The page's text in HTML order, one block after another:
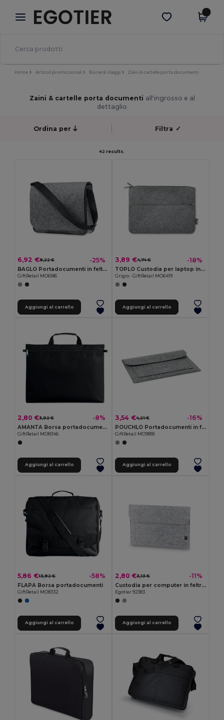
× App Egotier
Prezzi migliori sull'app!
Scarica app
Home Articoli promozionali Borse & Viaggi Zaini & cartelle porta documenti
Zaini & cartelle porta documenti all'ingrosso e al
dettaglio
Ordina per Filtra ✓
42 results.
6,92 €9,22 € -25%
BAGLO Portadocumenti in feltro
GiftRetail MO6186
Aggiungi al carrello
3,89 €4,74 € -18%
TOPLO Custodia per laptop in feltro RPET
Grigio - GiftRetail MO6419
Aggiungi al carrello
2,80 €3,02 € -8%
AMANTA Borsa portadocumenti
GiftRetail MO8346
Aggiungi al carrello
3,54 €4,21 € -16%
POUCHLO Portadocumenti in feltro
GiftRetail MO9818
Aggiungi al carrello
5,86 €13,92 € -58%
FLAPA Borsa portadocumenti
GiftRetail MO8332
Aggiungi al carrello
2,80 €3,13 € -11%
Custodia per computer in feltro riciclato (100% rPET)
Egotier 92383
Aggiungi al carrello